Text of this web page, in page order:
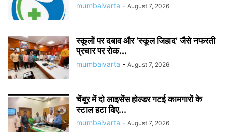
mumbaivarta - August 7, 2026
स्कूलों पर दबाव और ‘स्कूल जिहाद’ जैसे नफरती
प्रचार पर रोक...
mumbaivarta - August 7, 2026
चेंबूर में दो लाइसेंस होल्डर गटई कामगारों के
स्टाल हटा दिए...
mumbaivarta - August 7, 2026